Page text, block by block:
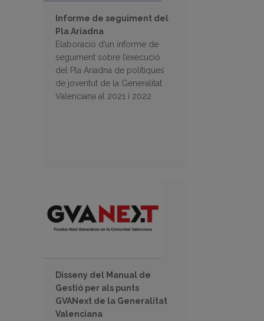
Informe de seguiment del
Pla Ariadna
Elaboració d’un informe de
seguiment sobre l’execució
del Pla Ariadna de polítiques
de joventut de la Generalitat
Valenciana al 2021 i 2022
Disseny del Manual de
Gestió per als punts
GVANext de la Generalitat
Valenciana